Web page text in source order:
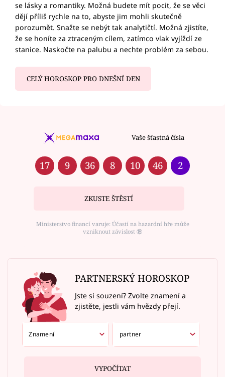
se lásky a romantiky. Možná budete mít pocit, že se věci
dějí příliš rychle na to, abyste jim mohli skutečně
porozumět. Snažte se nebýt tak analytičtí. Možná zjistíte,
že se honíte za ztraceným cílem, zatímco vlak vyjíždí ze
stanice. Naskočte na palubu a nechte problém za sebou.
CELÝ HOROSKOP PRO DNEŠNÍ DEN
Vaše šťastná čísla
17 9 36 8 10 46 2
ZKUSTE ŠTĚSTÍ
Ministerstvo financí varuje: Účastí na hazardní hře může
vzniknout závislost ⑱
PARTNERSKÝ HOROSKOP
Jste si souzení? Zvolte znamení a
zjistěte, jestli vám hvězdy přejí.
VYPOČÍTAT